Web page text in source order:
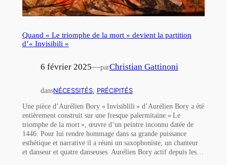
Quand « Le triomphe de la mort » devient la partition
d’« Invisibili »
6 février 2025—parChristian Gattinoni
dansNÉCESSITÉS, PRÉCIPITÉS
Une pièce d’Aurélien Bory « Invisiblili » d’Aurélien Bory a été
entièrement construit sur une fresque palermitaine « Le
triomphe de la mort », œuvre d’un peintre inconnu datée de
1446. Pour lui rendre hommage dans sa grande puissance
esthétique et narrative il a réuni un saxophoniste, un chanteur
et danseur et quatre danseuses. Aurélien Bory actif depuis les…